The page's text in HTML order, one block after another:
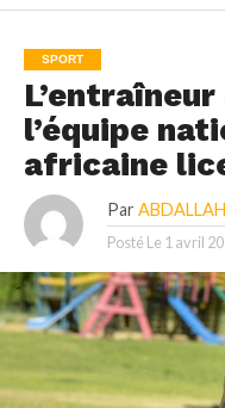
SPORT
l’équipe
africaine
Par
Posté Le 1 avril